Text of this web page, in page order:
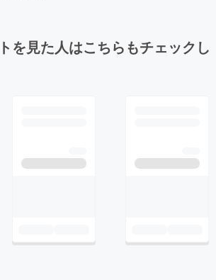
を見た人はこちらもチェックし